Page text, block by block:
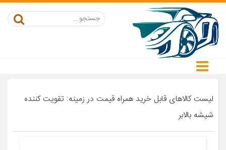
لیست کالاهای قابل خرید همراه قیمت در زمینه: تقویت کننده
شیشه بالابر